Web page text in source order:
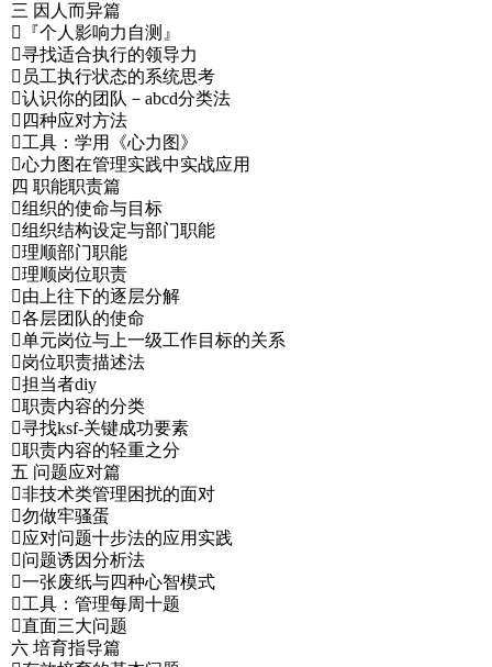
三 因人而异篇
『个人影响力自测』
寻找适合执行的领导力
员工执行状态的系统思考
认识你的团队－abcd分类法
四种应对方法
工具：学用《心力图》
心力图在管理实践中实战应用
四 职能职责篇
组织的使命与目标
组织结构设定与部门职能
理顺部门职能
理顺岗位职责
由上往下的逐层分解
各层团队的使命
单元岗位与上一级工作目标的关系
岗位职责描述法
担当者diy
职责内容的分类
寻找ksf-关键成功要素
职责内容的轻重之分
五 问题应对篇
非技术类管理困扰的面对
勿做牢骚蛋
应对问题十步法的应用实践
问题诱因分析法
一张废纸与四种心智模式
工具：管理每周十题
直面三大问题
六 培育指导篇